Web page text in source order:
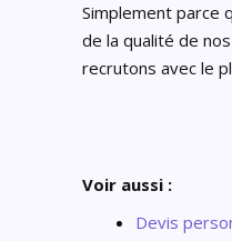
Simplement parce
de la qualité de
recrutons avec le
Voir aussi :
Devis